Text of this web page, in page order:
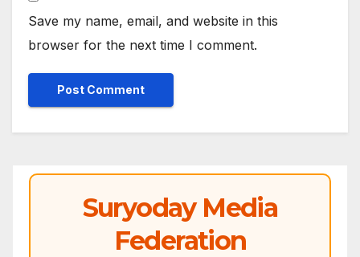
Save my name, email, and website in this
browser for the next time I comment.
Suryoday Media
Federation